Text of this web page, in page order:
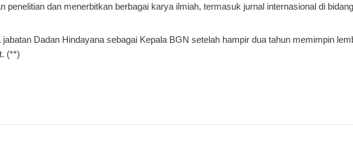
dan menerbitkan berbagai karya ilmiah, termasuk jurnal internasional di
Dadan Hindayana sebagai Kepala BGN setelah hampir dua tahun memimpin
(**)